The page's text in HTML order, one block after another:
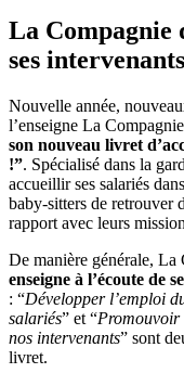
La Compagnie
ses intervenants
Nouvelle année,
l’enseigne La
son nouveau livret
!”. Spécialisé dans la
accueillir ses salariés
baby-sitters de retrouver
rapport avec leurs
De manière générale, La
enseigne à l’écoute de
: “Développer l’emploi
salariés” et “Promouvoir
nos intervenants” sont
livret.